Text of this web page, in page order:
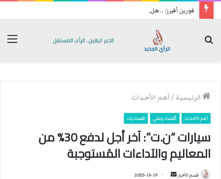
فورين أفيرز: .. هل حان انسحاب أمريكا من الشرق الأوسط ؟
الرئيسية /أهم الأحداث
أهم الأحداث ٱقتصاد وطني اقتصاديات
سيارات “ن.ت”: آخر أجل لدفع 30% من
المعاليم والآداءات المُستوجبة
قسم الأخبار 2025-10-19